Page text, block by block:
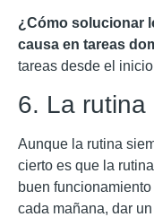
¿Cómo solucionar
causa en tareas
tareas desde el
6. La rutina
Aunque la rutina
cierto es que la
buen
cada mañana, dar